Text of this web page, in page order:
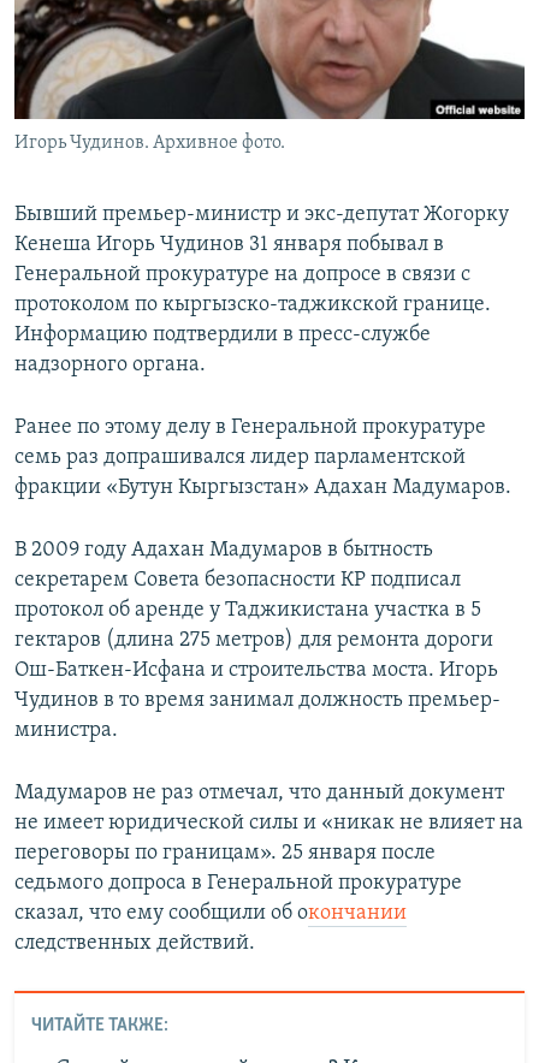
Игорь Чудинов. Архивное фото.
Бывший премьер-министр и экс-депутат Жогорку
Кенеша Игорь Чудинов 31 января побывал в
Генеральной прокуратуре на допросе в связи с
протоколом по кыргызско-таджикской границе.
Информацию подтвердили в пресс-службе
надзорного органа.
Ранее по этому делу в Генеральной прокуратуре
семь раз допрашивался лидер парламентской
фракции «Бутун Кыргызстан» Адахан Мадумаров.
В 2009 году Адахан Мадумаров в бытность
секретарем Совета безопасности КР подписал
протокол об аренде у Таджикистана участка в 5
гектаров (длина 275 метров) для ремонта дороги
Ош-Баткен-Исфана и строительства моста. Игорь
Чудинов в то время занимал должность премьер-
министра.
Мадумаров не раз отмечал, что данный документ
не имеет юридической силы и «никак не влияет на
переговоры по границам». 25 января после
седьмого допроса в Генеральной прокуратуре
сказал, что ему сообщили об окончании
следственных действий.
ЧИТАЙТЕ ТАКЖЕ: